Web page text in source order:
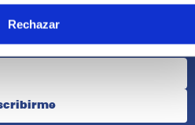
Rechazar